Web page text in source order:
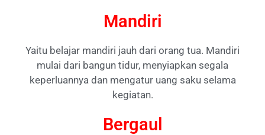
Mandiri
Yaitu belajar mandiri jauh dari orang tua. Mandiri
mulai dari bangun tidur, menyiapkan segala
keperluannya dan mengatur uang saku selama
kegiatan.
Bergaul